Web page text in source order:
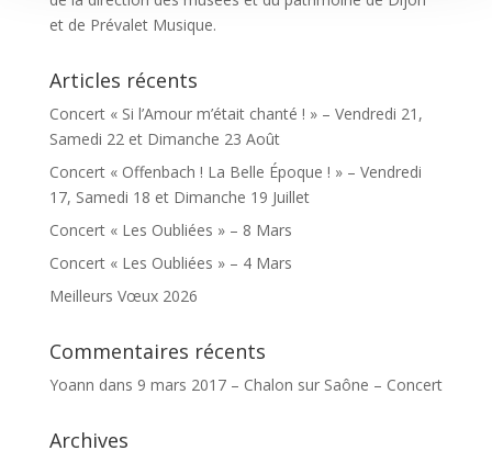
et de Prévalet Musique.
Articles récents
Concert « Si l’Amour m’était chanté ! » – Vendredi 21,
Samedi 22 et Dimanche 23 Août
Concert « Offenbach ! La Belle Époque ! » – Vendredi
17, Samedi 18 et Dimanche 19 Juillet
Concert « Les Oubliées » – 8 Mars
Concert « Les Oubliées » – 4 Mars
Meilleurs Vœux 2026
Commentaires récents
Yoann dans 9 mars 2017 – Chalon sur Saône – Concert
Archives